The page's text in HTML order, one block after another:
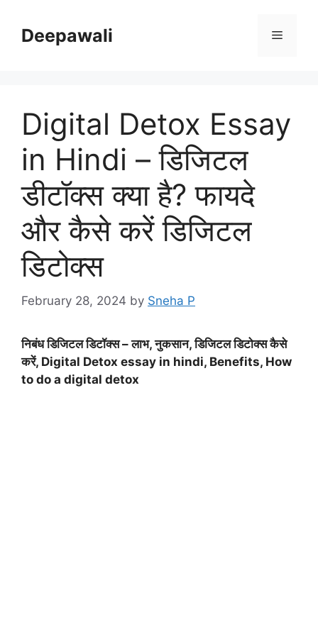
contentDeepawali Menu
Digital Detox Essay
in Hindi – डिजिटल
डीटॉक्स क्या है? फायदे
और कैसे करें डिजिटल
डिटोक्स
February 28, 2024 by Sneha P
निबंध डिजिटल डिटॉक्स – लाभ, नुकसान, डिजिटल डिटोक्स कैसे
करें, Digital Detox essay in hindi, Benefits, How
to do a digital detox